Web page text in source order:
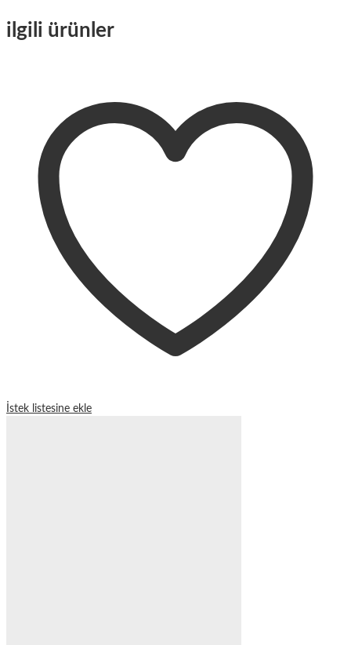
ilgili ürünler
İstek listesine ekle